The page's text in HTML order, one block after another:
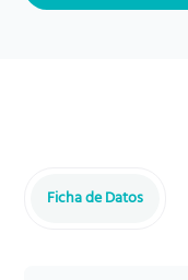
Ficha de Datos